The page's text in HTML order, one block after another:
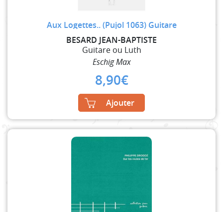
Aux Logettes.. (Pujol 1063) Guitare
BESARD JEAN-BAPTISTE
Guitare ou Luth
Eschig Max
8,90€
Ajouter